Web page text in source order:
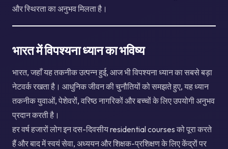
और स्थिरता का अनुभव मिलता है।
भारत में विपश्यना ध्यान का भविष्य
भारत, जहाँ यह तकनीक उत्पन्न हुई, आज भी विपश्यना ध्यान का सबसे बड़ा
नेटवर्क रखता है। आधुनिक जीवन की चुनौतियों को समझते हुए, यह ध्यान
तकनीक युवाओं, पेशेवरों, वरिष्ठ नागरिकों और बच्चों के लिए उपयोगी अनुभव
प्रदान करती है।
हर वर्ष हजारों लोग इन दस-दिवसीय residential courses को पूरा करते
हैं और बाद में स्वयं सेवा, अध्ययन और शिक्षक-प्रशिक्षण के लिए केंद्रों पर